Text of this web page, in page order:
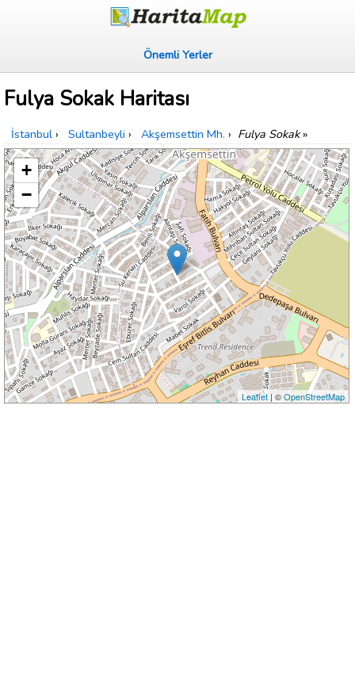
Önemli Yerler
Fulya Sokak Haritası
İstanbul › Sultanbeyli › Akşemsettin Mh. › Fulya Sokak»
+
−
Leaflet| ©OpenStreetMap